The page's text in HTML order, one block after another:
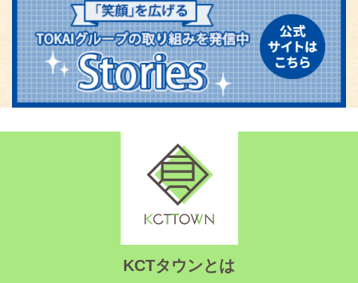
KCTタウンとは